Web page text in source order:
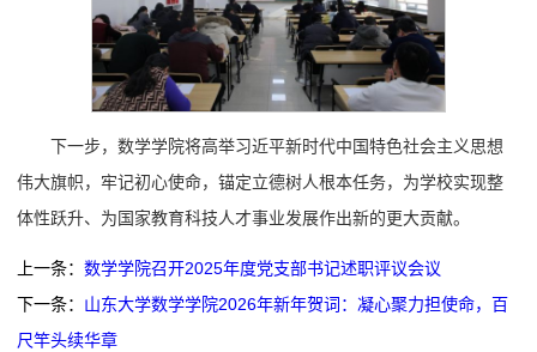
下一步，数学学院将高举习近平新时代中国特色社会主义思想
伟大旗帜，牢记初心使命，锚定立德树人根本任务，为学校实现整
体性跃升、为国家教育科技人才事业发展作出新的更大贡献‌。
上一条：数学学院召开2025年度党支部书记述职评议会议
下一条： 山东大学数学学院2026年新年贺词：凝心聚力担使命，百
尺竿头续华章